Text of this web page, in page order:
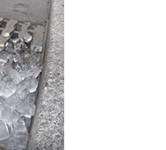
faiseurs, consiste dans le
d'éléments à
savoir si cela va "le faire
sur le parvis, la scène
pour